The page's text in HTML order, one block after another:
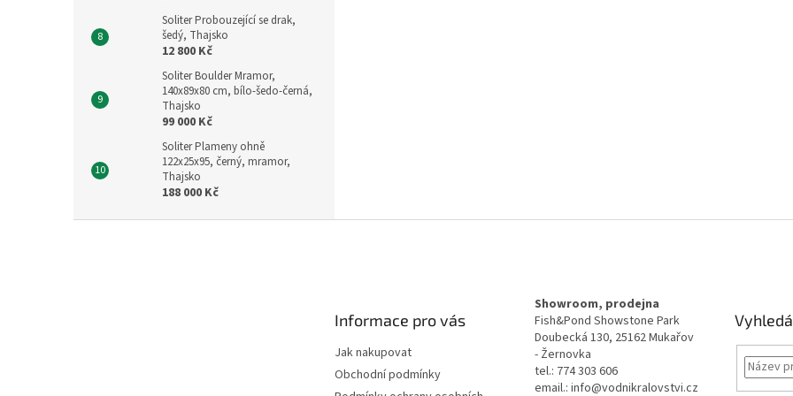
Soliter Probouzející se drak,
šedý, Thajsko
12 800 Kč
Soliter Boulder Mramor,
140x89x80 cm, bílo-šedo-černá,
Thajsko
99 000 Kč
Soliter Plameny ohně
122x25x95, černý, mramor,
Thajsko
188 000 Kč
Informace pro vás
Jak nakupovat
Obchodní podmínky
Showroom, prodejna
Fish&Pond Showstone Park
Doubecká 130, 25162 Mukařov
- Žernovka
tel.: 774 303 606
email.: info@vodnikralovstvi.cz